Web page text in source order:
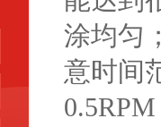
涂均匀
意时间